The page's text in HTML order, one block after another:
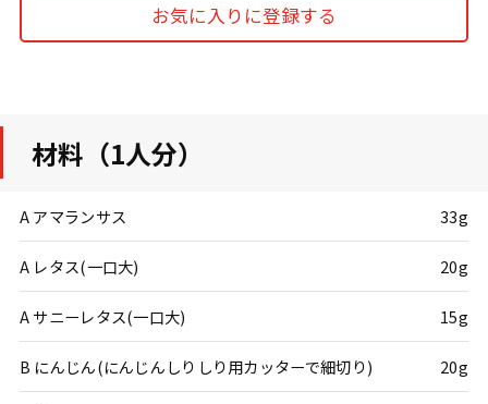
お気に入りに登録する
材料（1人分）
A アマランサス 33g
A レタス(一口大) 20g
A サニーレタス(一口大) 15g
B にんじん(にんじんしりしり用カッターで細切り) 20g